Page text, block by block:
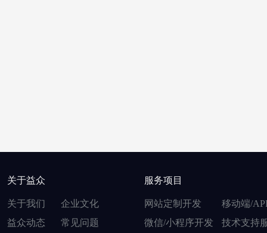
关于益众
关于我们
企业文化
益众动态
常见问题
服务项目
网站定制开发
移动端/
微信/小程序开发
技术支持